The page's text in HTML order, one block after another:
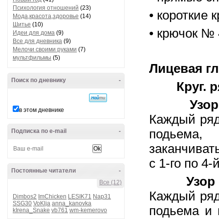
Психология отношений (23)
Мода,красота,здоровье (14)
Шитье (10)
Идеи для дома (9)
Все для дневника (9)
Мелочи своими руками (7)
мультфильмы (5)
-
Поиск по дневнику
в этом дневнике
-
Подписка по e-mail
-
Постоянные читатели
Все (12)
Dimbos2 ImChicken LESIK71 Nap31
SSG30 VoKlja anna_kanovka
kIrena_Snake vb761 wm-kemerovo
• короткие
• крючок №
Лицевая
Круг.
Каждый
с 1-го по 4-
Узор
Каждый
подьема и